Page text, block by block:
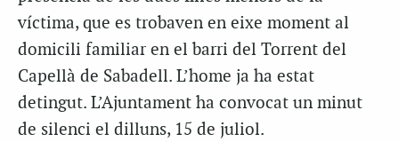
víctima, que es trobaven en eixe moment al
domicili familiar en el barri del Torrent del
Capellà de Sabadell. L’home ja ha estat
detingut. L’Ajuntament ha convocat un minut
de silenci el dilluns, 15 de juliol.